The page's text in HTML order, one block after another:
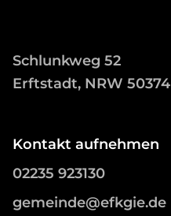
Schlunkweg 52
Erftstadt, NRW 50374
Kontakt aufnehmen
02235 923130
gemeinde@efkgie.de